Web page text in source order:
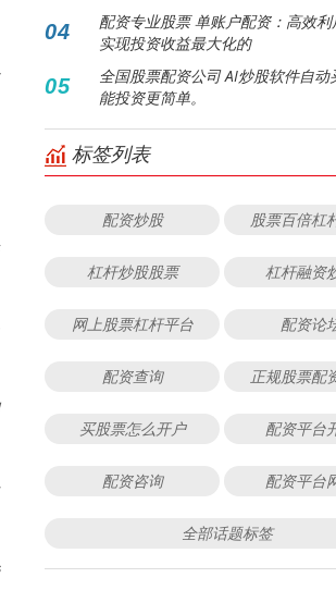
04
配资专业股票 单账户配资：高效利
实现投资收益最大化的
05
全国股票配资公司 AI炒股软件自动
能投资更简单。
标签列表
配资炒股 股票百倍杠
杠杆炒股股票 杠杆融资
网上股票杠杆平台 配资论
配资查询 正规股票配
买股票怎么开户 配资平台
配资咨询 配资平台
全部话题标签